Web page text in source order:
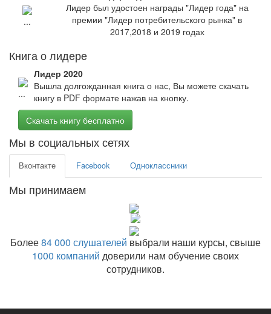
Лидер был удостоен награды "Лидер года" на
премии "Лидер потребительского рынка" в
2017,2018 и 2019 годах
Книга о лидере
Лидер 2020
Вышла долгожданная книга о нас, Вы можете скачать
книгу в PDF формате нажав на кнопку.
Скачать книгу бесплатно
Мы в социальных сетях
Вконтакте Facebook Одноклассники
Мы принимаем
Более84 000 слушателей выбрали наши курсы, свыше
1000 компаний доверили нам обучение своих
сотрудников.